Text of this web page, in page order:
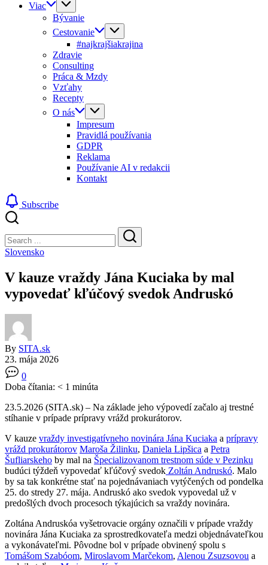
Viac
Bývanie
Cestovanie
#najkrajšiakrajina
Zdravie
Consulting
Práca & Mzdy
Vzťahy
Recepty
O nás
Impresum
Pravidlá používania
GDPR
Reklama
Používanie AI v redakcii
Kontakt
Subscribe
Search
Search
Slovensko
V kauze vraždy Jána Kuciaka by mal
vypovedať kľúčový svedok Andruskó
By SITA.sk
23. mája 2026
0
Doba čítania: < 1 minúta
23.5.2026 (SITA.sk) – Na základe jeho výpovedí začalo aj trestné
stíhanie v prípade prípravy vrážd prokurátorov.
V kauze vraždy investigatívneho novinára Jána Kuciaka a prípravy
vrážd prokurátorov Maroša Žilinku, Daniela Lipšica a Petra
Šufliarskeho by mal na Špecializovanom trestnom súde v Pezinku
budúci týždeň vypovedať kľúčový svedok Zoltán Andruskó. Malo
by sa tak konkrétne stať na pojednávaniach vytýčených od pondelka
25. do stredy 27. mája. Andruskó ako svedok vypovedal už v
predošlých dvoch procesoch týkajúcich sa vraždy novinára.
Zoltána Andruskóa vyšetrovacie orgány označili v prípade vraždy
novinára Jána Kuciaka za sprostredkovateľa medzi objednávateľkou
a vykonávateľmi. Pôvodne bol v prípade obvinený spolu s
Tomášom Szabóom, Miroslavom Marčekom, Alenou Zsuzsovou a